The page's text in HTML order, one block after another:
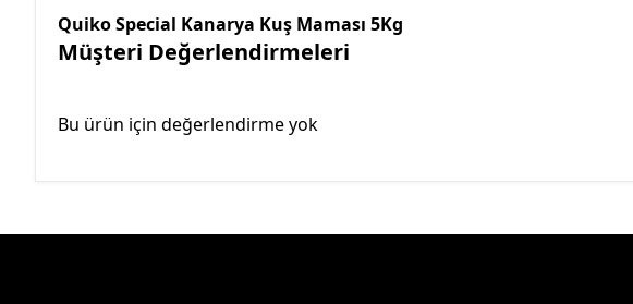
Quiko Special Kanarya Kuş Maması 5Kg
Müşteri Değerlendirmeleri
Bu ürün için değerlendirme yok